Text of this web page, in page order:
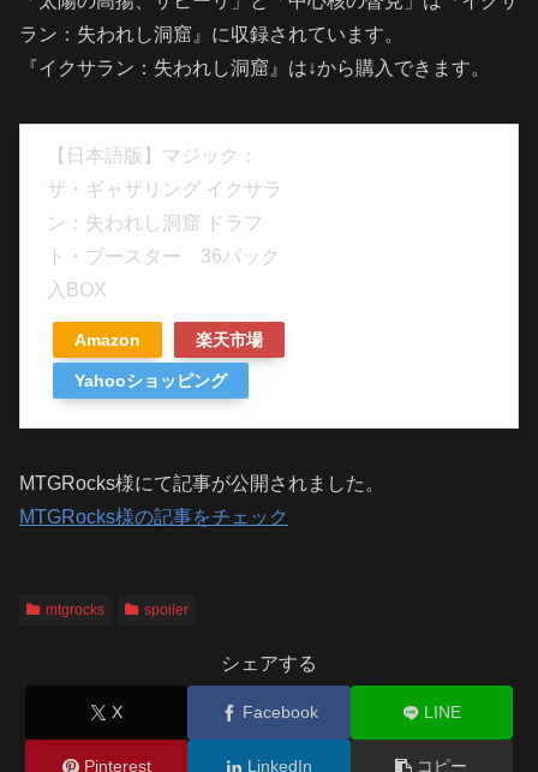
ラン：失われし洞窟』に収録されています。
『イクサラン：失われし洞窟』は↓から購入できます。
【日本語版】マジック：
ザ・ギャザリング イクサラ
ン：失われし洞窟 ドラフ
ト・ブースター 36パック
入BOX
Amazon 楽天市場
Yahooショッピング
MTGRocks様にて記事が公開されました。
MTGRocks様の記事をチェック
mtgrocks spoiler
シェアする
X Facebook LINE
Pinterest LinkedIn コピー